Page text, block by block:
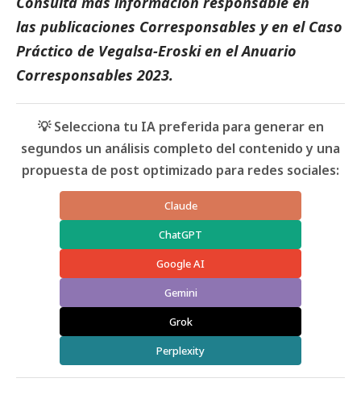
las publicaciones Corresponsables y en el Caso
Práctico de Vegalsa-Eroskien elAnuario
Corresponsables 2023.
💡 Selecciona tu IA preferida para generar en
segundos un análisis completo del contenido y una
propuesta de post optimizado para redes sociales:
Claude
ChatGPT
Google AI
Gemini
Grok
Perplexity